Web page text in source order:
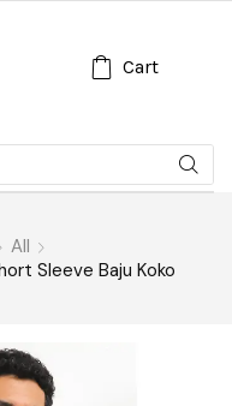
Cart
All
Sleeve Baju Koko